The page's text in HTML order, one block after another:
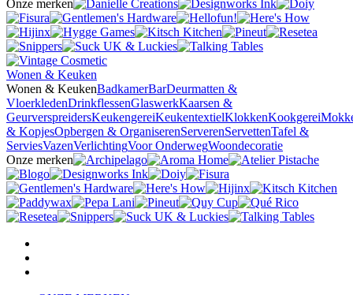
Onze merken
Wonen & Keuken
Wonen & KeukenBadkamerBarDeurmatten &
VloerkledenDrinkflessenGlaswerkKaarsen &
GeurverspreidersKeukengereiKeukentextielKlokkenKookgerei
& KopjesOpbergen & OrganiserenServerenServettenTafel &
ServiesVazenVerlichtingVoor OnderwegWoondecoratie
Onze merken